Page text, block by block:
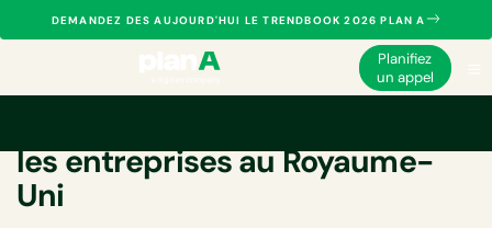
DEMANDEZ DES AUJOURD'HUI LE TRENDBOOK 2026 PLAN A
Planifiez
un appel
les entreprises au Royaume-
Uni